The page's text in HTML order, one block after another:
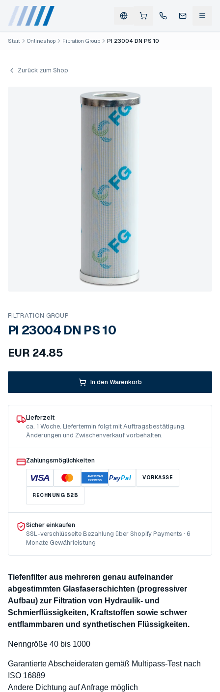
Start Onlineshop Filtration Group PI 23004 DN PS 10
Zurück zum Shop
FILTRATION GROUP
PI 23004 DN PS 10
EUR 24.85
In den Warenkorb
Lieferzeit
ca. 1 Woche. Liefertermin folgt mit Auftragsbestätigung.
Änderungen und Zwischenverkauf vorbehalten.
Zahlungsmöglichkeiten
VISA
AMERICAN
EXPRESS
PayPal VORKASSE
RECHNUNG B2B
Sicher einkaufen
SSL-verschlüsselte Bezahlung über Shopify Payments · 6
Monate Gewährleistung
Tiefenfilter aus mehreren genau aufeinander
abgestimmten Glasfaserschichten (progressiver
Aufbau) zur Filtration von Hydraulik- und
Schmierflüssigkeiten, Kraftstoffen sowie schwer
entflammbaren und synthetischen Flüssigkeiten.
Nenngröße 40 bis 1000
Garantierte Abscheideraten gemäß Multipass-Test nach
ISO 16889
Andere Dichtung auf Anfrage möglich